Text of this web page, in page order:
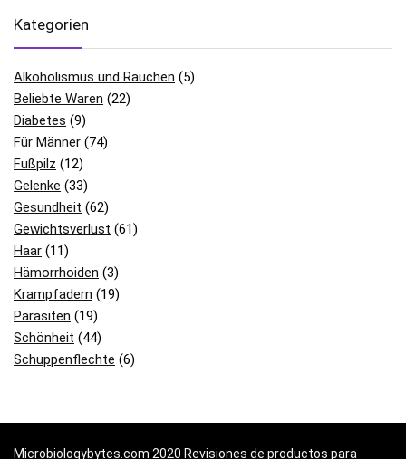
Kategorien
Alkoholismus und Rauchen (5)
Beliebte Waren (22)
Diabetes (9)
Für Männer (74)
Fußpilz (12)
Gelenke (33)
Gesundheit (62)
Gewichtsverlust (61)
Haar (11)
Hämorrhoiden (3)
Krampfadern (19)
Parasiten (19)
Schönheit (44)
Schuppenflechte (6)
Microbiologybytes.com 2020 Revisiones de productos para